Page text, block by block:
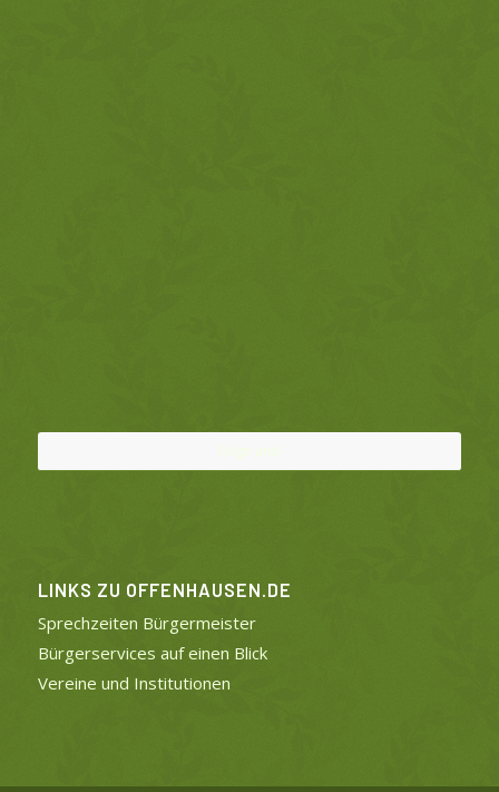
Folge uns!
LINKS ZU OFFENHAUSEN.DE
Sprechzeiten Bürgermeister
Bürgerservices auf einen Blick
Vereine und Institutionen